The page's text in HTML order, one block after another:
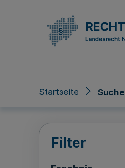
Startseite
Filter